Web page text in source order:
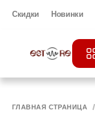
Скидки Новинки
ГЛАВНАЯ СТРАНИЦА